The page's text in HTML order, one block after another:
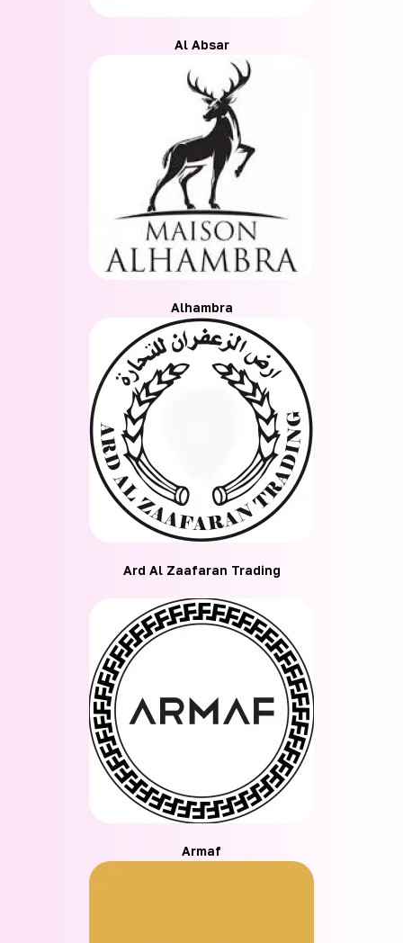
Al Absar
Alhambra
Ard Al Zaafaran Trading
Armaf